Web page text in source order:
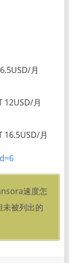
月
12USD/月
16.5USD/月
速度怎
被列出的